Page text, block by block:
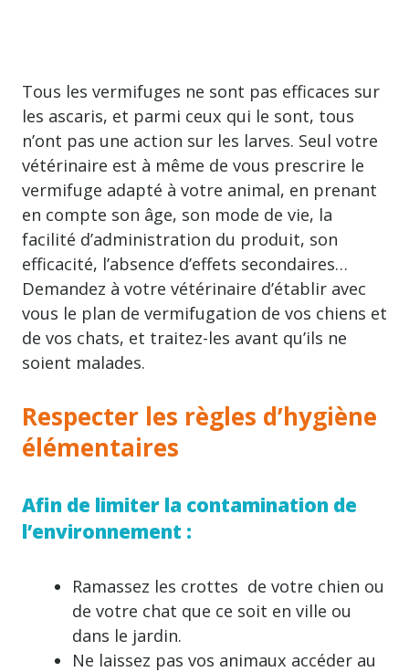
Tous les vermifuges ne sont pas efficaces sur
les ascaris, et parmi ceux qui le sont, tous
n’ont pas une action sur les larves. Seul votre
vétérinaire est à même de vous prescrire le
vermifuge adapté à votre animal, en prenant
en compte son âge, son mode de vie, la
facilité d’administration du produit, son
efficacité, l’absence d’effets secondaires…
Demandez à votre vétérinaire d’établir avec
vous le plan de vermifugation de vos chiens et
de vos chats, et traitez-les avant qu’ils ne
soient malades.
Respecter les règles d’hygiène
élémentaires
Afin de limiter la contamination de
l’environnement :
Ramassez les crottes de votre chien ou
de votre chat que ce soit en ville ou
dans le jardin.
Ne laissez pas vos animaux accéder au